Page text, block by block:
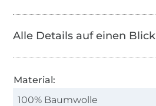
Alle Details auf einen Blick
Material:
100% Baumwolle